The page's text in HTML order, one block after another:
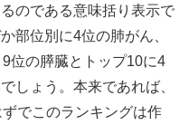
のである意味括り表示で
部位別に4位の肺がん、
位の膵臓とトップ10に4
しょう。本来であれば、
でこのランキングは作